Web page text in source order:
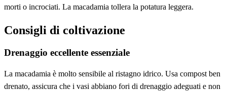
morti o incrociati. La macadamia tollera la potatura leggera.
Consigli di coltivazione
Drenaggio eccellente essenziale
La macadamia è molto sensibile al ristagno idrico. Usa compost ben
drenato, assicura che i vasi abbiano fori di drenaggio adeguati e non